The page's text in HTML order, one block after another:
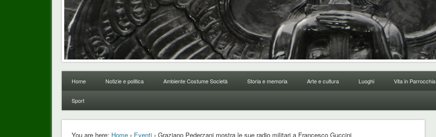
Home Notizie e politica Ambiente Costume Società Storia e memoria Arte e cultura Luoghi Vita in Parrocchia
Sport
You are here: Home› Eventi› Graziano Pederzani mostra le sue radio militari a Francesco Guccini